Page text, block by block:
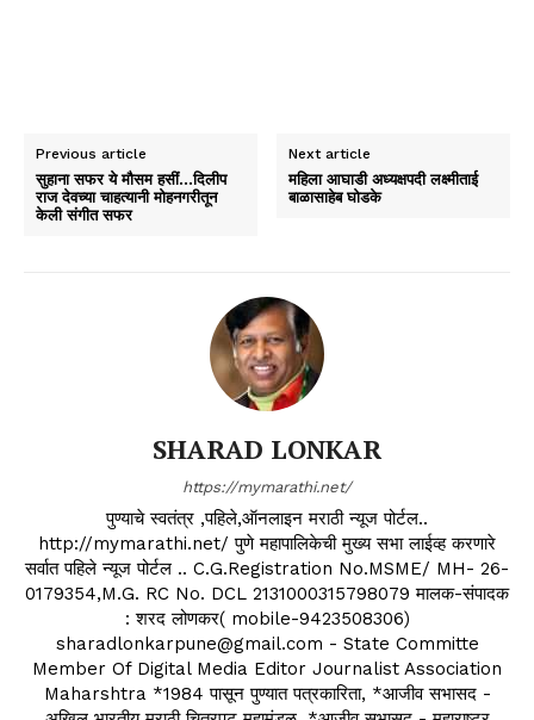
Previous article
सुहाना सफर ये मौसम हसीं…दिलीप
राज देवच्या चाहत्यानी मोहनगरीतून
केली संगीत सफर
Next article
महिला आघाडी अध्यक्षपदी लक्ष्मीताई
बाळासाहेब घोडके
SHARAD LONKAR
https://mymarathi.net/
पुण्याचे स्वतंत्र ,पहिले,ऑनलाइन मराठी न्यूज पोर्टल..
http://mymarathi.net/ पुणे महापालिकेची मुख्य सभा लाईव्ह करणारे
सर्वात पहिले न्यूज पोर्टल .. C.G.Registration No.MSME/ MH- 26-
0179354,M.G. RC No. DCL 2131000315798079 मालक-संपादक
: शरद लोणकर( mobile-9423508306)
sharadlonkarpune@gmail.com - State Committe
Member Of Digital Media Editor Journalist Association
Maharshtra *1984 पासून पुण्यात पत्रकारिता, *आजीव सभासद -